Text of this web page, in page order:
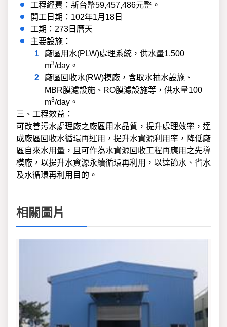
工程經費：新台幣59,457,486元整。
開工日期：102年1月18日
工期：273日曆天
主要設施：
廠區用水(PLW)處理系統，供水量1,500
m3/day。
廠區回收水(RW)模廠，含取水抽水設施、
MBR膜濾設施、RO膜濾設施等，供水量100
m3/day。
三、工程效益：
可改善污水處理廠之廠區用水品質，提升處理效率，達
成廠區回收水循環再運用，提升水資源利用率，降低廠
區自來水用量，且可作為水資源回收工程再應用之先導
模廠，以提升水資源永續循環再利用，以達節水、省水
及水循環再利用目的。
相關圖片